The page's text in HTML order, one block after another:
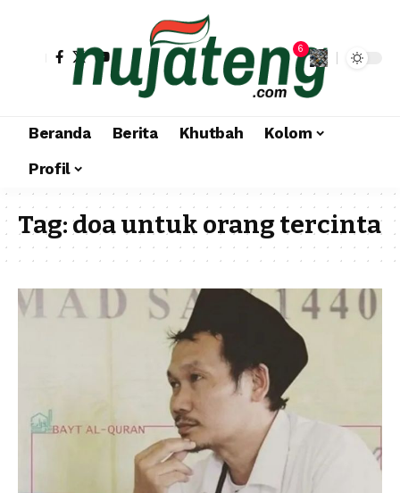
6
Beranda Berita Khutbah
Kolom
Profil
Tag:doa untuk orang tercinta